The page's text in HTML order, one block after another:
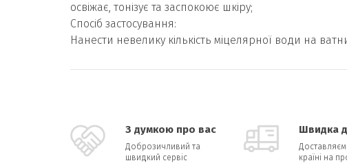
освіжає, тонізує та заспокоює шкіру;
Спосіб застосування:
Нанести невелику кількість міцелярної води на
З думкою про вас
Доброзичливий та
швидкий сервіс
Швидка
країні на